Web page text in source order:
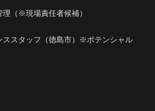
理（※現場責任者候補）
ススタッフ（徳島市）※ポテンシャル